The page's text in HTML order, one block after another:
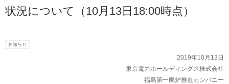
状況について（10月13日18:00時点）
お知らせ
2019年10月13日
東京電力ホールディングス株式会社
福島第一廃炉推進カンパニー